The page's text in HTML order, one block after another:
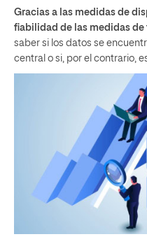
Gracias a las medidas de
fiabilidad de las medidas de
saber si los datos se
central o si, por el contrario,